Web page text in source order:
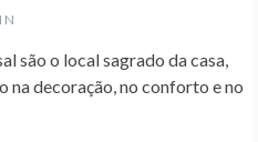
são o local sagrado da casa,
na decoração, no conforto e no